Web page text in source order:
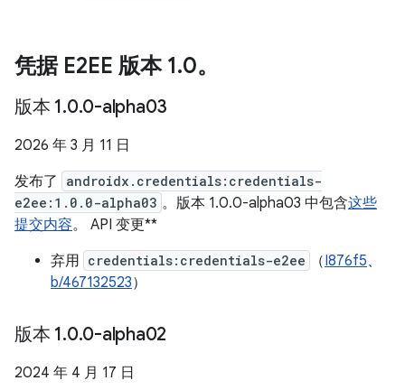
凭据 E2EE 版本 1.0。
版本 1.0.0-alpha03
2026 年 3 月 11 日
发布了
androidx.credentials:credentials-
e2ee:1.0.0-alpha03 。版本 1.0.0-alpha03 中包含这些
提交内容。 API 变更**
弃用 credentials:credentials-e2ee （I876f5、
b/467132523）
版本 1.0.0-alpha02
2024 年 4 月 17 日